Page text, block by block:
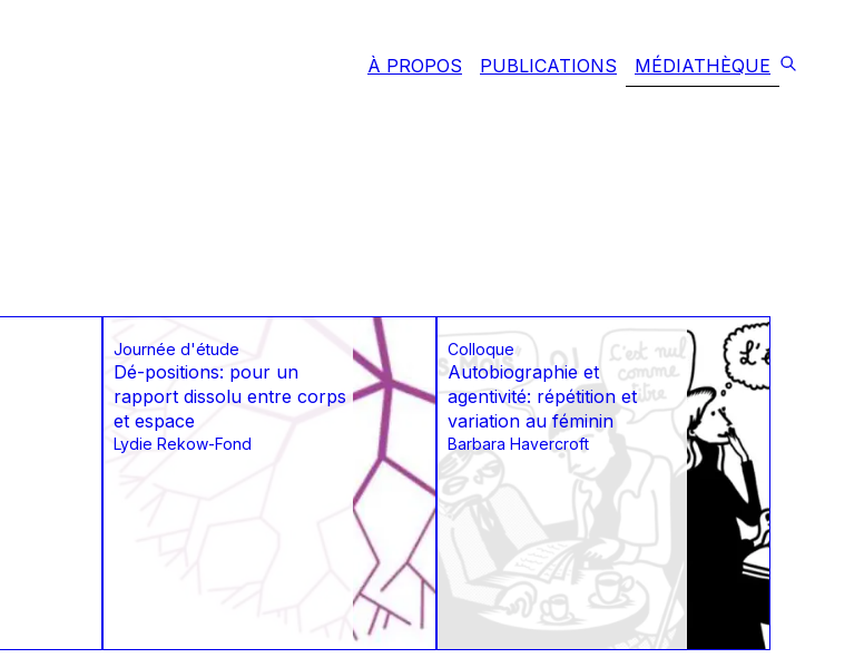
À PROPOS PUBLICATIONS MÉDIATHÈQUE
Journée d'étude
Dé-positions: pour un
rapport dissolu entre corps
et espace
Lydie Rekow-Fond
Colloque
Autobiographie et
agentivité: répétition et
variation au féminin
Barbara Havercroft